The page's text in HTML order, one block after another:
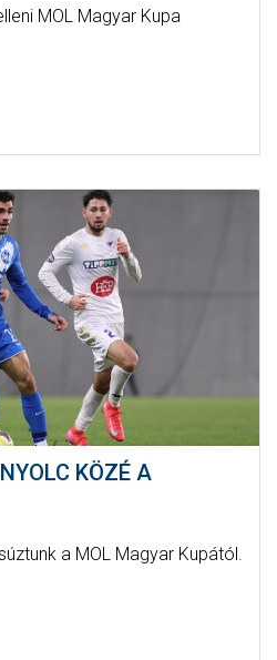
MOL Magyar Kupa
KÖZÉ A
a MOL Magyar Kupától.